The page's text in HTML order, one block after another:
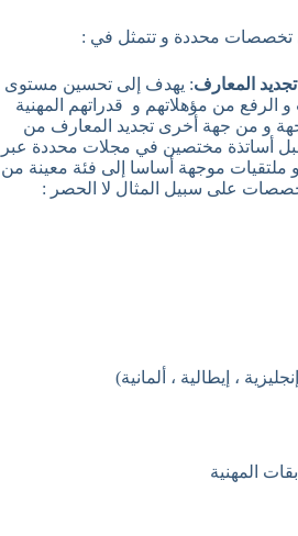
تخصصات محددة و تتمثل في :
تجديد المعارف: يهدف إلى تحسين مستوى
الرفع من مؤهلاتهم و قدراتهم المهنية
و من جهة أخرى تجديد المعارف من
أساتذة مختصين في مجلات محددة عبر
ملتقيات موجهة أساسا إلى فئة معينة من
على سبيل المثال لا الحصر :
، إيطالية ، ألمانية)
المهنية